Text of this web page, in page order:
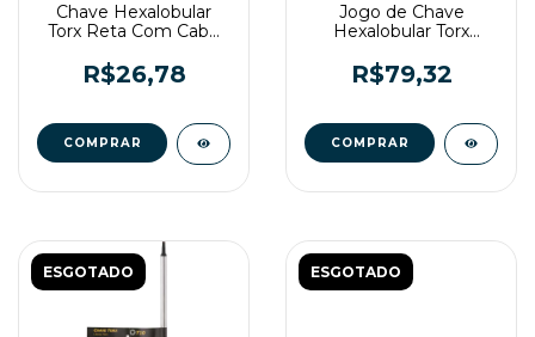
Chave Hexalobular
Torx Reta Com Cabo
R$26,78
Jogo de Chave
Hexalobular Torx
Vonder
R$79,32
ESGOTADO ESGOTADO